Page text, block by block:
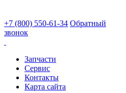
+7 (800) 550-61-34 Обратный
звонок
Запчасти
Сервис
Контакты
Карта сайта